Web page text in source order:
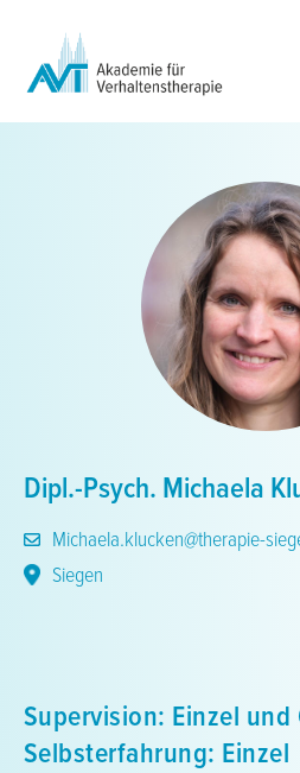
springen
Dipl.-Psych. Michaela
Michaela.klucken@therapie-
Siegen
Supervision: Einzel und
Selbsterfahrung: Einzel